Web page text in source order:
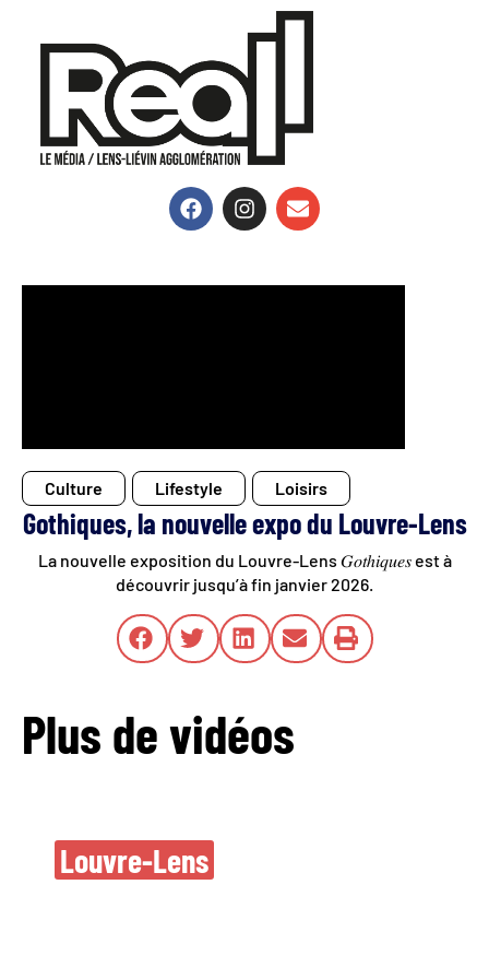
Culture Lifestyle Loisirs
Gothiques, la nouvelle expo du Louvre-Lens
La nouvelle exposition du Louvre-Lens 𝐺𝑜𝑡ℎ𝑖𝑞𝑢𝑒𝑠 est à
découvrir jusqu’à fin janvier 2026.
Plus de vidéos
Nouvelles oeuvres
Louvre-Lens